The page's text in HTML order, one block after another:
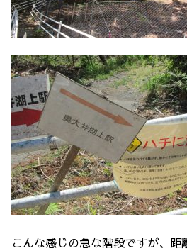
こんな感じの急な階段ですが、